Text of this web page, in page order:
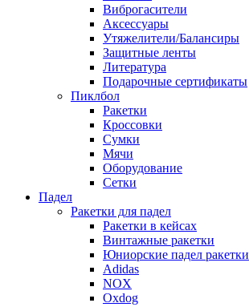
Виброгасители
Аксессуары
Утяжелители/Балансиры
Защитные ленты
Литература
Подарочные сертификаты
Пиклбол
Ракетки
Кроссовки
Сумки
Мячи
Оборудование
Сетки
Падел
Ракетки для падел
Ракетки в кейсах
Винтажные ракетки
Юниорские падел ракетки
Adidas
NOX
Oxdog